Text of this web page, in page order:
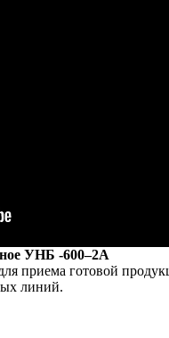
УНБ -600–2А
приема готовой
линий.